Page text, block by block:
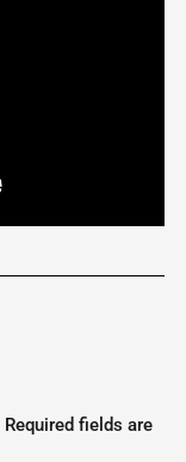
Required fields are